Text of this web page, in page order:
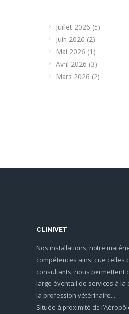
Juillet 2026 (5)
Juin 2026 (2)
Mai 2026 (1)
Avril 2026 (3)
Mars 2026 (2)
CLINIVET
Nos installations, notre
compétences ainsi que celles
consultants, nous permettent
large éventail de services à la
la profession vétérinaire....
Située à proximité de